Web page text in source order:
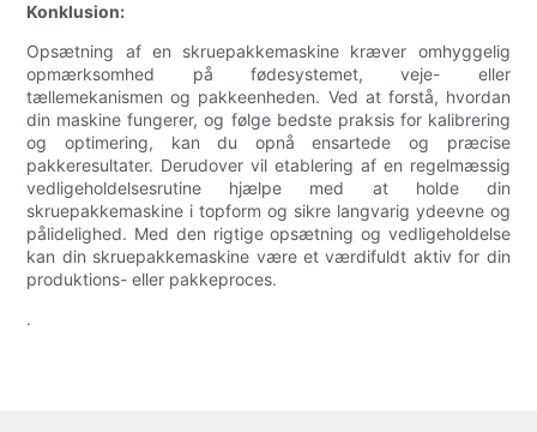
Konklusion:
Opsætning af en skruepakkemaskine kræver omhyggelig
opmærksomhed på fødesystemet, veje- eller
tællemekanismen og pakkeenheden. Ved at forstå, hvordan
din maskine fungerer, og følge bedste praksis for kalibrering
og optimering, kan du opnå ensartede og præcise
pakkeresultater. Derudover vil etablering af en regelmæssig
vedligeholdelsesrutine hjælpe med at holde din
skruepakkemaskine i topform og sikre langvarig ydeevne og
pålidelighed. Med den rigtige opsætning og vedligeholdelse
kan din skruepakkemaskine være et værdifuldt aktiv for din
produktions- eller pakkeproces.
.